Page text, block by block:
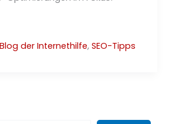
Blog der Internethilfe, SEO-Tipps